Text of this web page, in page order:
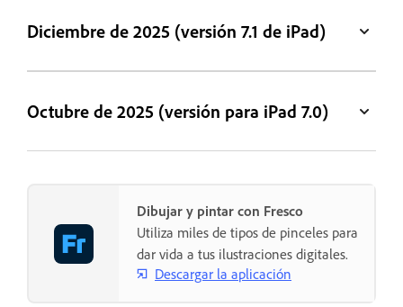
Diciembre de 2025 (versión 7.1 de iPad)
Octubre de 2025 (versión para iPad 7.0)
Dibujar y pintar con Fresco
Utiliza miles de tipos de pinceles para
dar vida a tus ilustraciones digitales.
Descargar la aplicación